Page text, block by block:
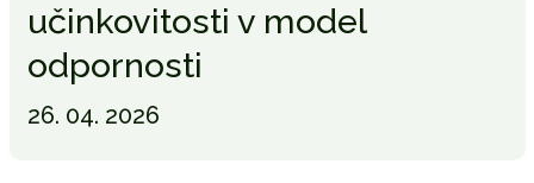
učinkovitosti v model
odpornosti
26. 04. 2026